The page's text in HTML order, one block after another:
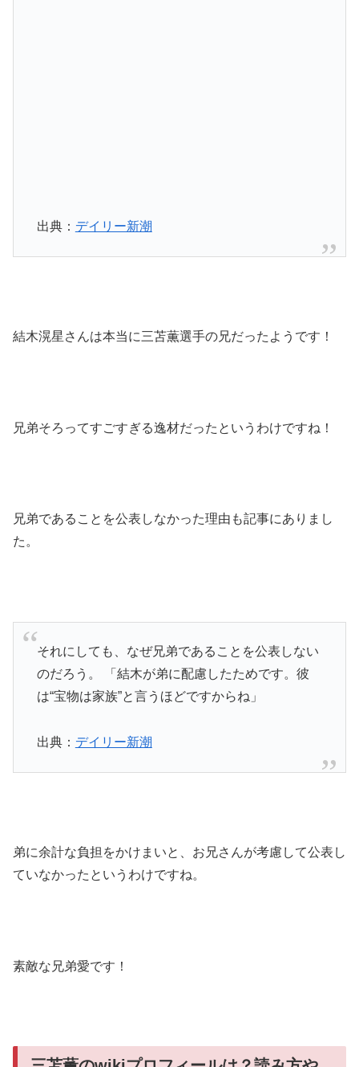
出典： デイリー新潮
結木滉星さんは本当に三苫薫選手の兄だったようです！
兄弟そろってすごすぎる逸材だったというわけですね！
兄弟であることを公表しなかった理由も記事にありまし
た。
それにしても、なぜ兄弟であることを公表しない
のだろう。 「結木が弟に配慮したためです。彼
は“宝物は家族”と言うほどですからね」
出典： デイリー新潮
弟に余計な負担をかけまいと、お兄さんが考慮して公表し
ていなかったというわけですね。
素敵な兄弟愛です！